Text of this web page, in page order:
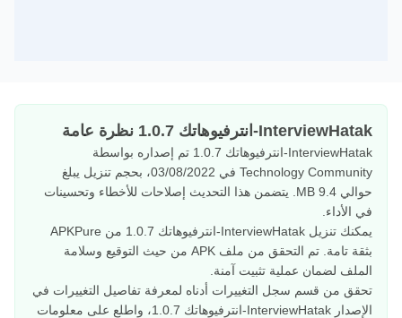
InterviewHatak-انترفيوهاتك 1.0.7 نظرة عامة
InterviewHatak-انترفيوهاتك 1.0.7 تم إصداره بواسطة
Technology Community في 03/08/2022، بحجم تنزيل يبلغ
حوالي 9.4 MB. يتضمن هذا التحديث إصلاحات للأخطاء وتحسينات
في الأداء.
يمكنك تنزيل InterviewHatak-انترفيوهاتك 1.0.7 من APKPure
بثقة تامة. تم التحقق من ملف APK من حيث التوقيع وسلامة
الملف لضمان عملية تثبيت آمنة.
تحقق من قسم سجل التغييرات أدناه لمعرفة تفاصيل التغييرات في
الإصدار InterviewHatak-انترفيوهاتك 1.0.7، واطلع على معلومات